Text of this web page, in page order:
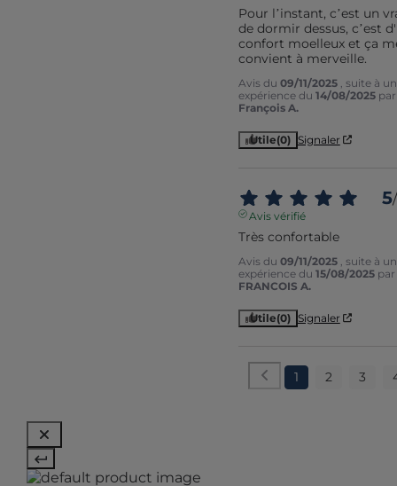
Pour l’instant, c’est un
de dormir dessus, c’est
confort moelleux et ça
convient à merveille.
Avis du 09/11/2025
, suite à
expérience du 14/08/2025
François A.
Utile(0) Signaler
5/
Avis vérifié
Très confortable
Avis du 09/11/2025
, suite à
expérience du 15/08/2025 par
FRANCOIS A.
Utile(0) Signaler
1 2 3